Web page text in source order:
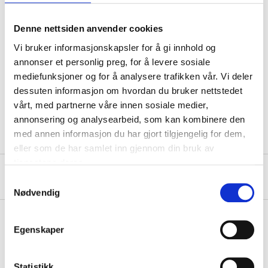
Denne nettsiden anvender cookies
Vi bruker informasjonskapsler for å gi innhold og
annonser et personlig preg, for å levere sosiale
mediefunksjoner og for å analysere trafikken vår. Vi deler
dessuten informasjon om hvordan du bruker nettstedet
vårt, med partnerne våre innen sosiale medier,
annonsering og analysearbeid, som kan kombinere den
med annen informasjon du har gjort tilgjengelig for dem,
eller som de har samlet inn gjennom din bruk av
Nødvendig
Egenskaper
Technical specifications
Diameter
4,2 mm
Length
13 mm
Quantity
250 pcs.
Pay & Collect in your local store within 2 hours!